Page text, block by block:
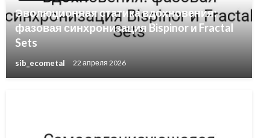
Эволюционная статика вдохновения:
фазовая синхронизация Bispinor и Fractal
Sets
sib_ecometal 22 апреля 2026